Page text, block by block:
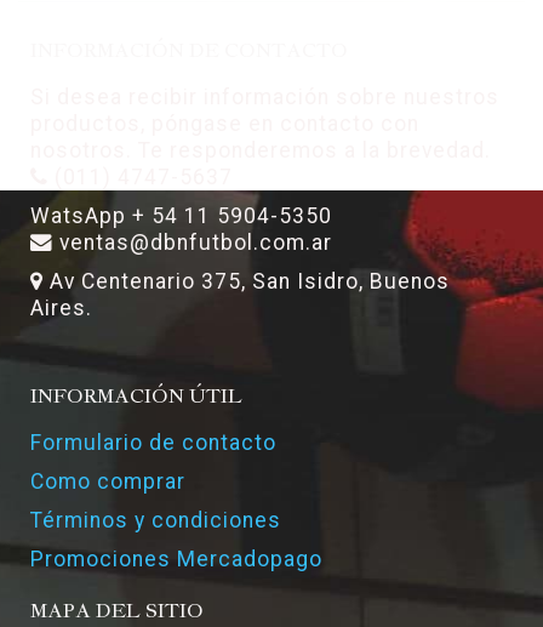
WatsApp + 54 11 5904-5350
ventas@dbnfutbol.com.ar
Av Centenario 375, San Isidro, Buenos
Aires.
INFORMACIÓN ÚTIL
Formulario de contacto
Como comprar
Términos y condiciones
Promociones Mercadopago
MAPA DEL SITIO